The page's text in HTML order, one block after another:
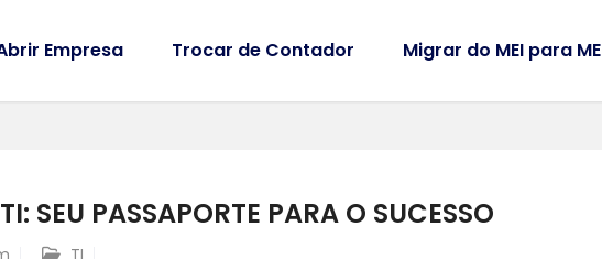
Empresa Trocar de Contador Migrar do MEI para ME
SEU PASSAPORTE PARA O SUCESSO
TI